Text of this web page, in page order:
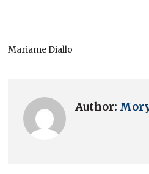
Mariame Diallo
Author: